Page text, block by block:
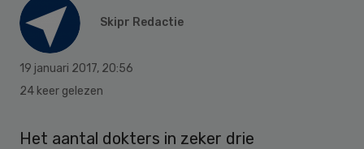
Skipr Redactie
19 januari 2017, 20:56
24 keer gelezen
Het aantal dokters in zeker drie